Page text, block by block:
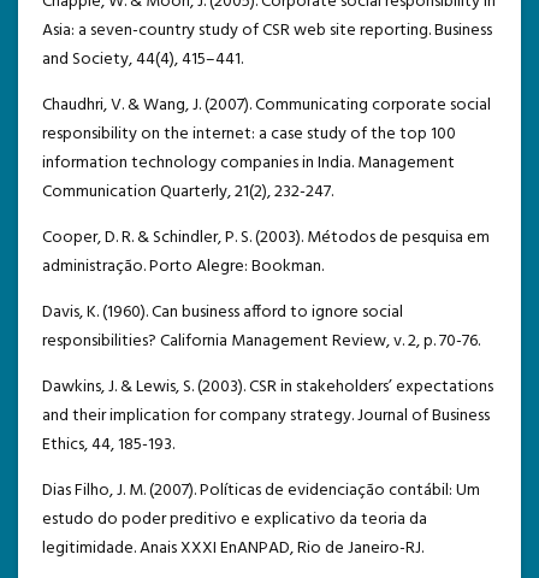
Asia: a seven-country study of CSR web site reporting. Business
and Society, 44(4), 415–441.
Chaudhri, V. & Wang, J. (2007). Communicating corporate social
responsibility on the internet: a case study of the top 100
information technology companies in India. Management
Communication Quarterly, 21(2), 232-247.
Cooper, D. R. & Schindler, P. S. (2003). Métodos de pesquisa em
administração. Porto Alegre: Bookman.
Davis, K. (1960). Can business afford to ignore social
responsibilities? California Management Review, v. 2, p. 70-76.
Dawkins, J. & Lewis, S. (2003). CSR in stakeholders’ expectations
and their implication for company strategy. Journal of Business
Ethics, 44, 185-193.
Dias Filho, J. M. (2007). Políticas de evidenciação contábil: Um
estudo do poder preditivo e explicativo da teoria da
legitimidade. Anais XXXI EnANPAD, Rio de Janeiro-RJ.